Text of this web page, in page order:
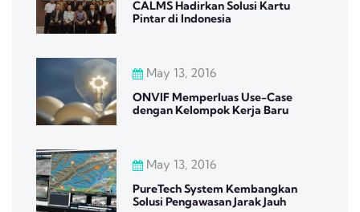
CALMS Hadirkan Solusi Kartu
Pintar di Indonesia
May 13, 2016
ONVIF Memperluas Use-Case
dengan Kelompok Kerja Baru
May 13, 2016
PureTech System Kembangkan
Solusi Pengawasan Jarak Jauh